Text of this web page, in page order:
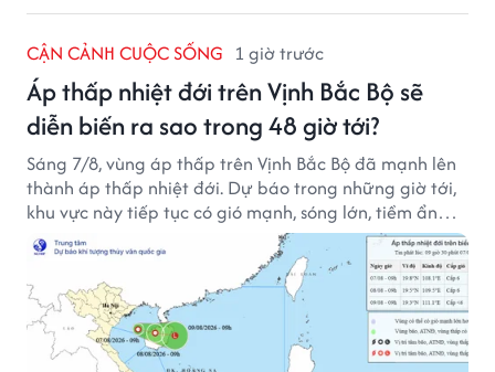
CẬN CẢNH CUỘC SỐNG 1 giờ trước
Áp thấp nhiệt đới trên Vịnh Bắc Bộ sẽ
diễn biến ra sao trong 48 giờ tới?
Sáng 7/8, vùng áp thấp trên Vịnh Bắc Bộ đã mạnh lên
thành áp thấp nhiệt đới. Dự báo trong những giờ tới,
khu vực này tiếp tục có gió mạnh, sóng lớn, tiềm ẩn
nhiều nguy cơ đối với hoạt động của tàu thuyền trên
biển.